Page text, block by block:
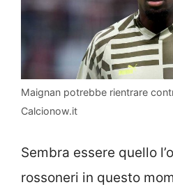
Maignan potrebbe rientrare
Calcionow.it
Sembra essere quello
rossoneri in questo